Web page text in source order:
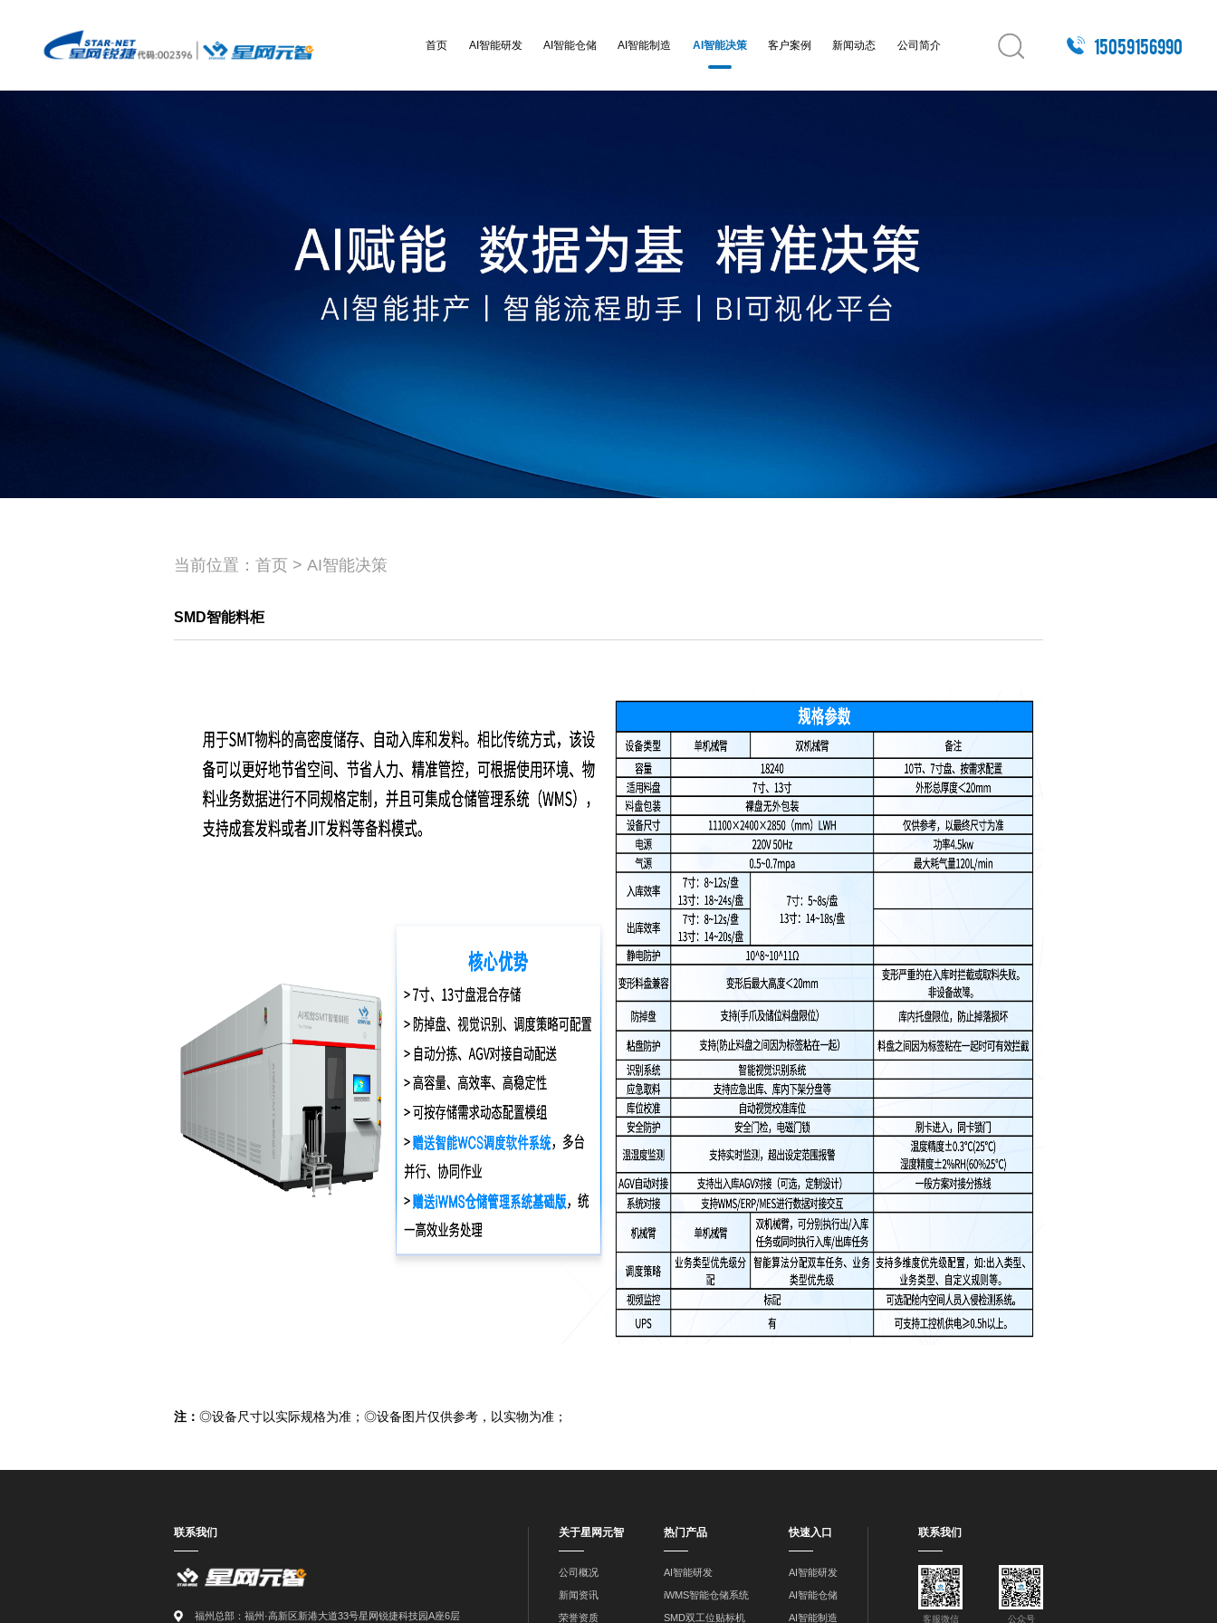
15059156990
首页 AI智能研发 AI智能仓储 AI智能制造 AI智能决策 客户案例 新闻动态 公司简介
当前位置： 首页 > AI智能决策
SMD智能料柜
注： ◎设备尺寸以实际规格为准； ◎设备图片仅供参考，以实物为准；
联系我们
福州总部：福州·高新区新港大道33号星网锐捷科技园A座6层
关于星网元智
公司概况
新闻资讯
荣誉资质
热门产品
AI智能研发
iWMS智能仓储系统
SMD双工位贴标机
快速入口
AI智能研发
AI智能仓储
AI智能制造
联系我们
客服微信 公众号